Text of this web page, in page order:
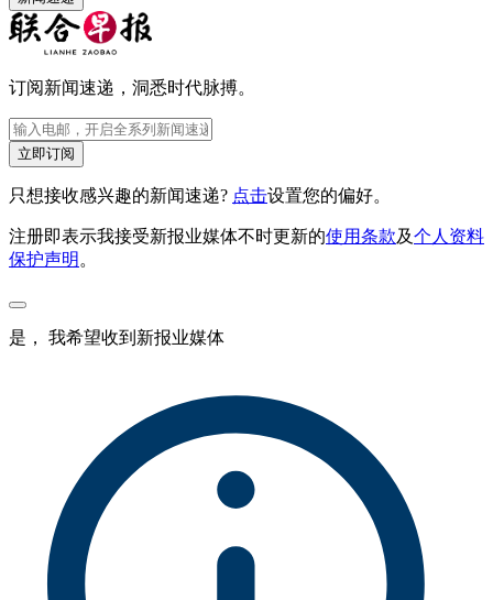
订阅新闻速递，洞悉时代脉搏。
立即订阅
只想接收感兴趣的新闻速递? 点击设置您的偏好。
注册即表示我接受新报业媒体不时更新的使用条款及个人资料
保护声明 。
是， 我希望收到新报业媒体